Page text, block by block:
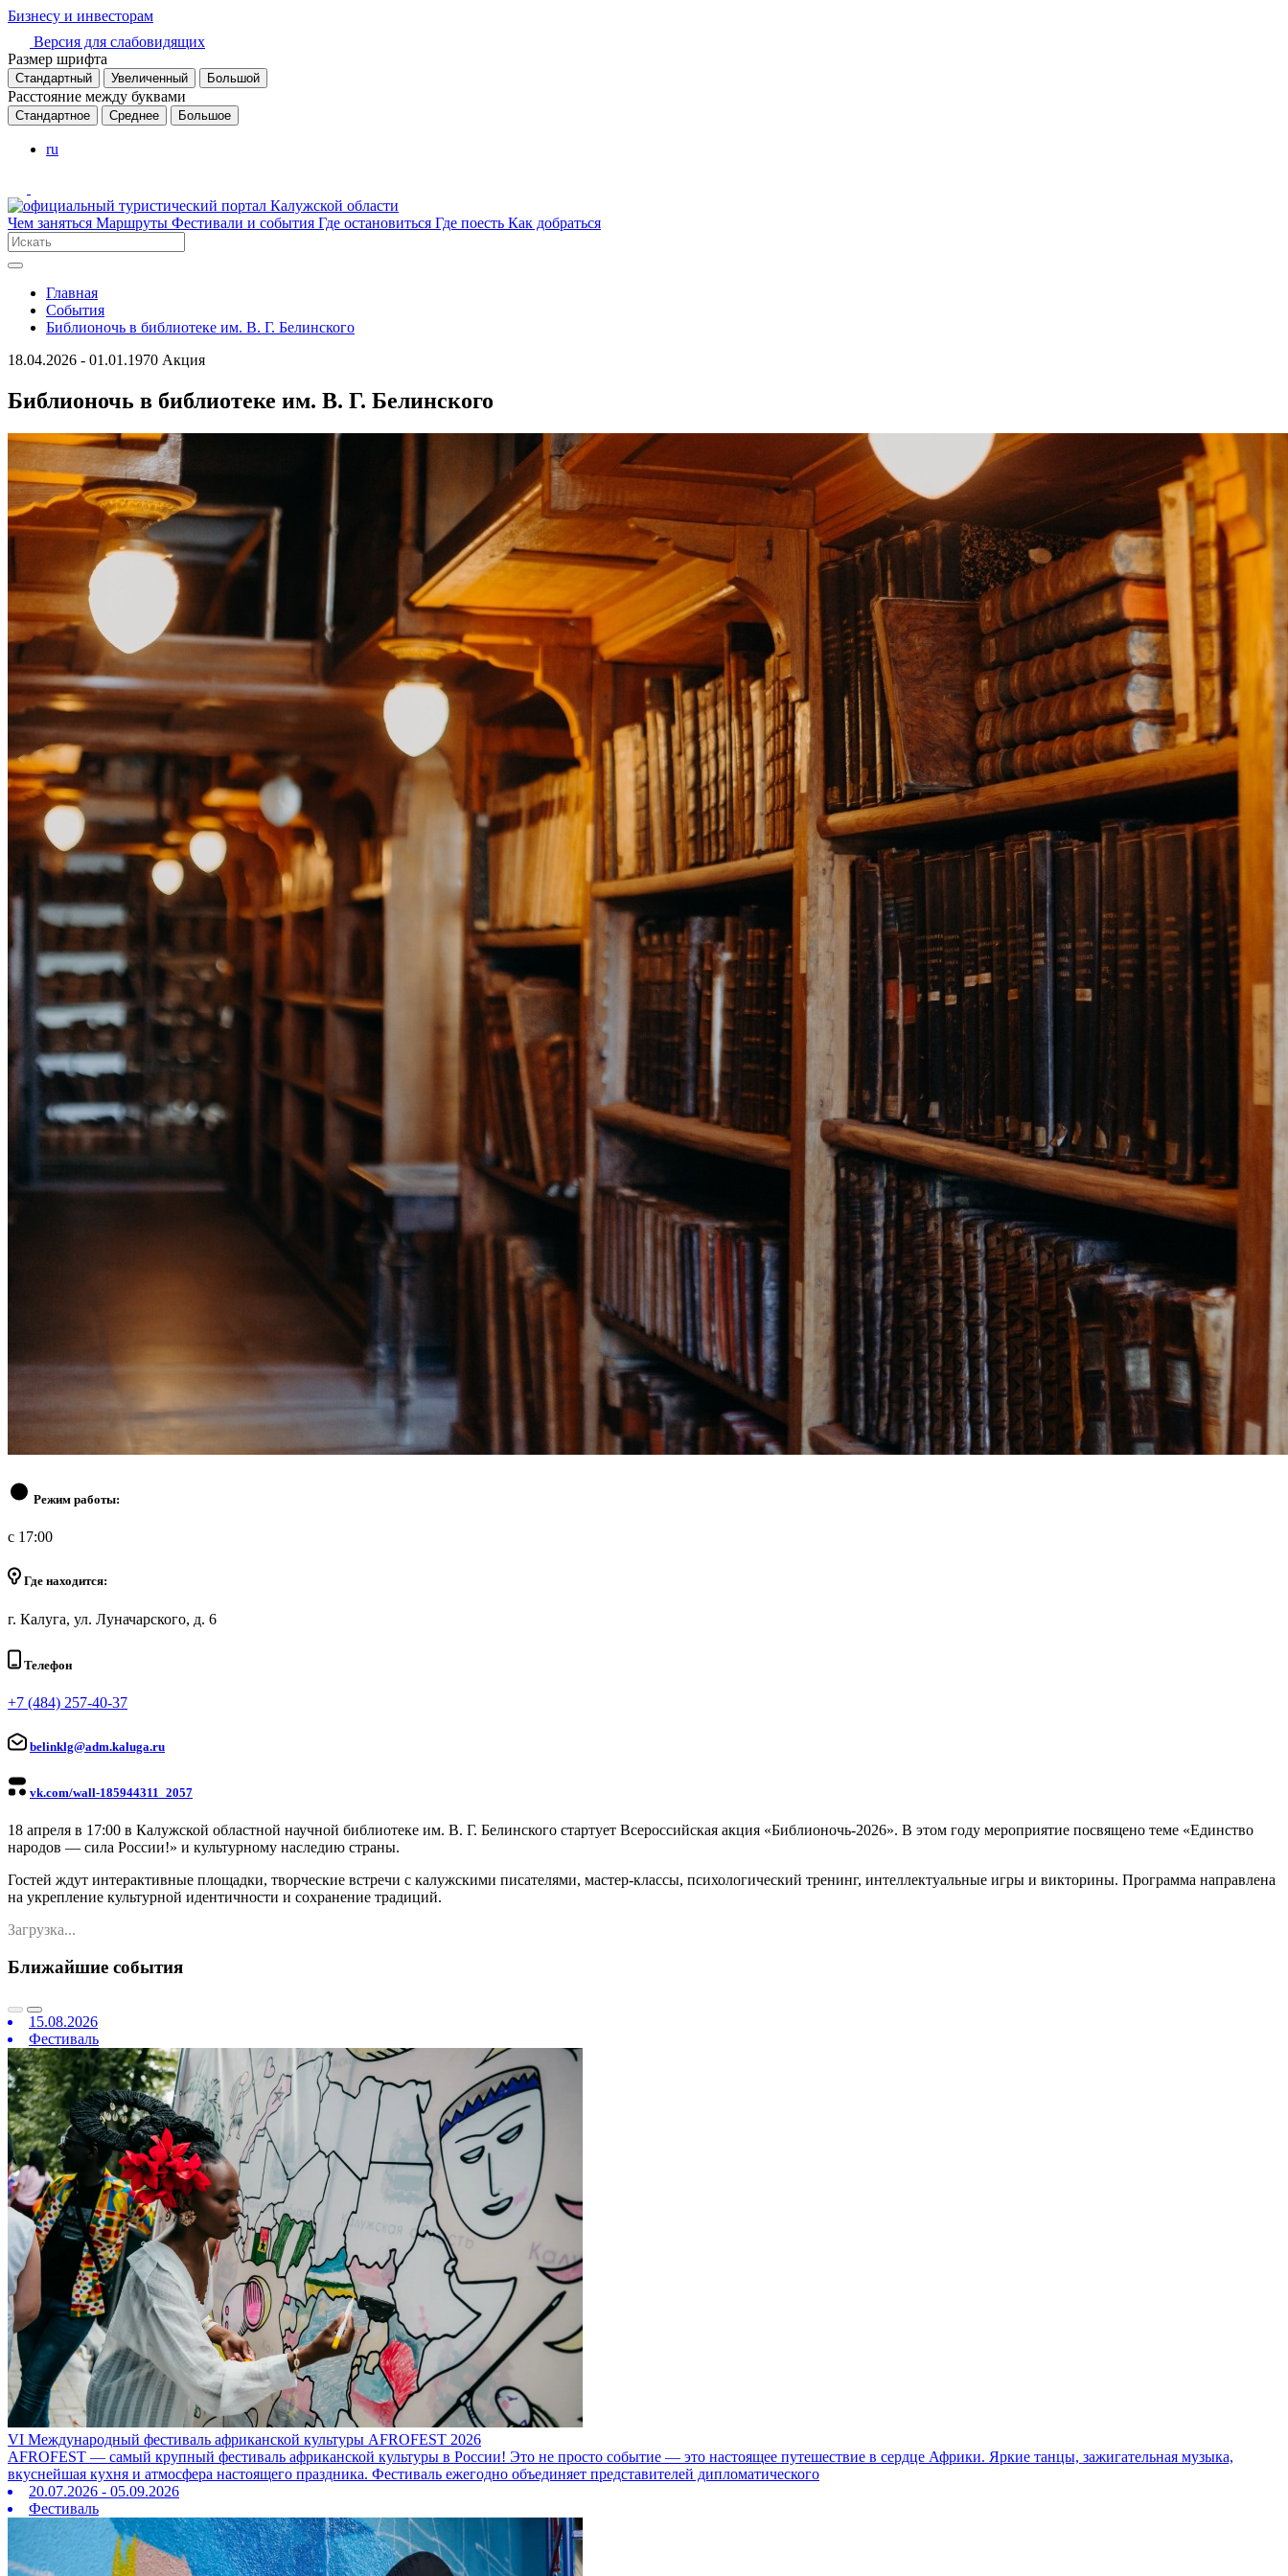
Бизнесу и инвесторам
Версия для слабовидящих
Размер шрифта
Стандартный Увеличенный Большой
Расстояние между буквами
Стандартное Среднее Большое
ru
Чем заняться Маршруты Фестивали и события Где остановиться Где поесть Как добраться
Главная
События
Библионочь в библиотеке им. В. Г. Белинского
18.04.2026 - 01.01.1970 Акция
Библионочь в библиотеке им. В. Г. Белинского
Режим работы:
с 17:00
Где находится:
г. Калуга, ул. Луначарского, д. 6
Телефон
+7 (484) 257-40-37
belinklg@adm.kaluga.ru
vk.com/wall-185944311_2057
18 апреля в 17:00 в Калужской областной научной библиотеке им. В. Г. Белинского стартует Всероссийская акция «Библионочь‑2026». В этом году мероприятие посвящено теме «Единство
народов — сила России!» и культурному наследию страны.
Гостей ждут интерактивные площадки, творческие встречи с калужскими писателями, мастер‑классы, психологический тренинг, интеллектуальные игры и викторины. Программа направлена
на укрепление культурной идентичности и сохранение традиций.
Загрузка...
Ближайшие события
15.08.2026
Фестиваль
VI Международный фестиваль африканской культуры AFROFEST 2026
AFROFEST — самый крупный фестиваль африканской культуры в России! Это не просто событие — это настоящее путешествие в сердце Африки. Яркие танцы, зажигательная музыка,
вкуснейшая кухня и атмосфера настоящего праздника. Фестиваль ежегодно объединяет представителей дипломатического
20.07.2026 - 05.09.2026
Фестиваль